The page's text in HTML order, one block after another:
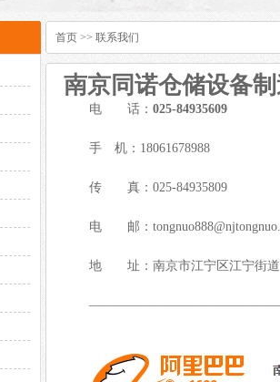
首页 >> 联系我们
南京同诺仓储设备
电 话： 025-84935609
手 机：18061678988
传 真：025-84935809
电 邮：
地 址：南京市江宁区江宁街道